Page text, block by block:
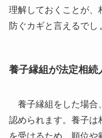
理解しておくことが、
防ぐカギと言えるでし
養子縁組が法定相続
養子縁組をした場合
認められます。養子は
を受けるため、順位や